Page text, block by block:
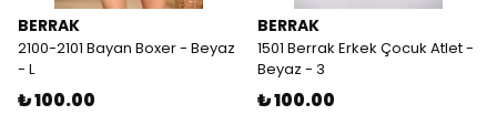
BERRAK
2100-2101 Bayan Boxer - Beyaz
- L
₺ 100.00
BERRAK
1501 Berrak Erkek Çocuk Atlet -
Beyaz - 3
₺ 100.00